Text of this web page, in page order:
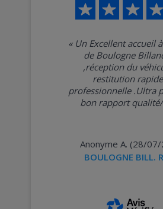
« Un Excellent accueil
de Boulogne
,réception du
restitution
professionnelle .Ultra
bon rapport
Anonyme A. (28/
BOULOGNE BILL.